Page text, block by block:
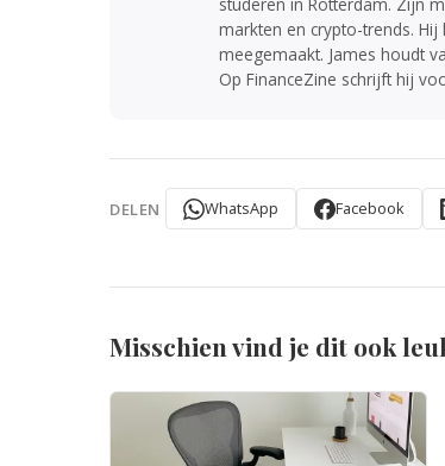
studeren in Rotterdam. Zijn
markten en crypto-trends.
meegemaakt. James houdt
Op FinanceZine schrijft hij
DELEN WhatsApp Facebook
Misschien vind je dit ook